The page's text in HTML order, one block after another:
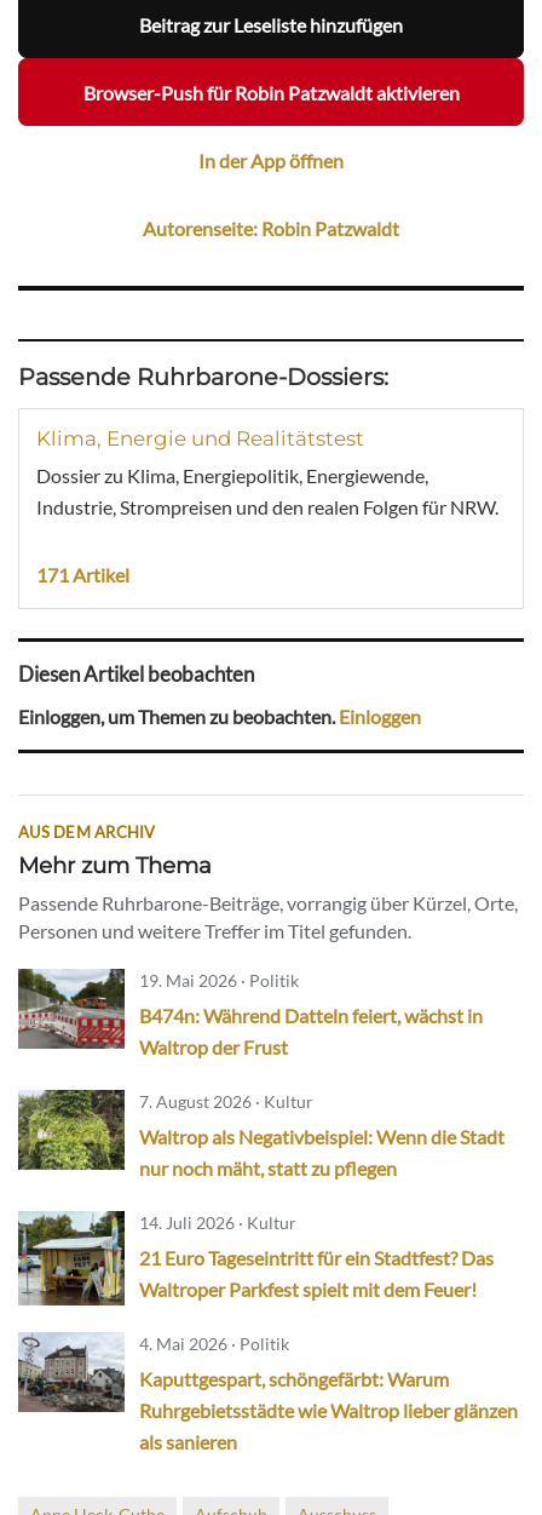
Beitrag zur Leseliste hinzufügen
Browser-Push für Robin Patzwaldt aktivieren
In der App öffnen
Autorenseite: Robin Patzwaldt
Passende Ruhrbarone-Dossiers:
Klima, Energie und Realitätstest
Dossier zu Klima, Energiepolitik, Energiewende,
Industrie, Strompreisen und den realen Folgen für NRW.
171 Artikel
Diesen Artikel beobachten
Einloggen, um Themen zu beobachten.Einloggen
AUS DEM ARCHIV
Mehr zum Thema
Passende Ruhrbarone-Beiträge, vorrangig über Kürzel, Orte,
Personen und weitere Treffer im Titel gefunden.
19. Mai 2026 · Politik
B474n: Während Datteln feiert, wächst in
Waltrop der Frust
7. August 2026 · Kultur
Waltrop als Negativbeispiel: Wenn die Stadt
nur noch mäht, statt zu pflegen
14. Juli 2026 · Kultur
21 Euro Tageseintritt für ein Stadtfest? Das
Waltroper Parkfest spielt mit dem Feuer!
4. Mai 2026 · Politik
Kaputtgespart, schöngefärbt: Warum
Ruhrgebietsstädte wie Waltrop lieber glänzen
als sanieren